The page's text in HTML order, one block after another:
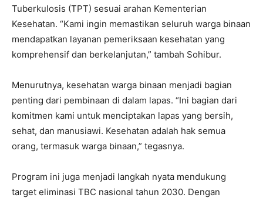
Tuberkulosis (TPT) sesuai arahan Kementerian
Kesehatan. “Kami ingin memastikan seluruh warga binaan
mendapatkan layanan pemeriksaan kesehatan yang
komprehensif dan berkelanjutan,” tambah Sohibur.
Menurutnya, kesehatan warga binaan menjadi bagian
penting dari pembinaan di dalam lapas. “Ini bagian dari
komitmen kami untuk menciptakan lapas yang bersih,
sehat, dan manusiawi. Kesehatan adalah hak semua
orang, termasuk warga binaan,” tegasnya.
Program ini juga menjadi langkah nyata mendukung
target eliminasi TBC nasional tahun 2030. Dengan